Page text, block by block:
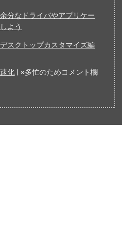
分なドライバやアプリケー
よう
スクトップカスタマイズ編
化 | ※多忙のためコメント欄